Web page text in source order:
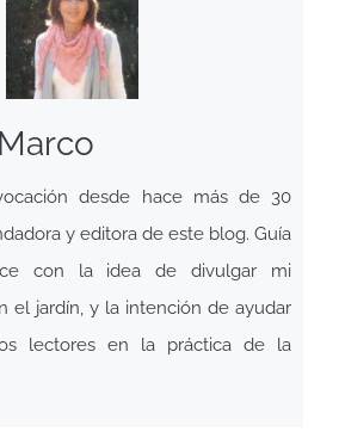
desde hace más de 30
y editora de este blog. Guía
con la idea de divulgar mi
el jardín, y la intención de ayudar
lectores en la práctica de la